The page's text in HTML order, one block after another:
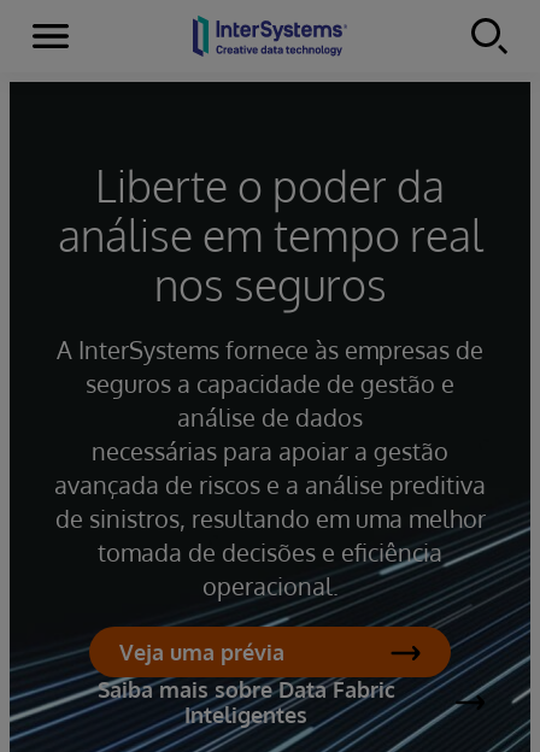
Skip to content
Menu
Liberte o poder da
análise em tempo real
nos seguros
A InterSystems fornece às empresas de
seguros a capacidade de gestão e
análise de dados
necessárias para apoiar a gestão
avançada de riscos e a análise preditiva
de sinistros, resultando em uma melhor
tomada de decisões e eficiência
operacional.
Veja uma prévia
Saiba mais sobre Data Fabric
Inteligentes